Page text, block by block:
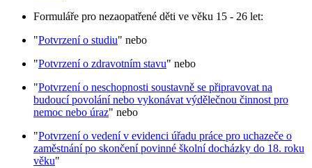
Formuláře pro nezaopatřené děti ve věku 15 - 26 let:
"Potvrzení o studiu" nebo
"Potvrzení o zdravotním stavu" nebo
"Potvrzení o neschopnosti soustavně se připravovat na
budoucí povolání nebo vykonávat výdělečnou činnost pro
nemoc nebo úraz" nebo
"Potvrzení o vedení v evidenci úřadu práce pro uchazeče o
zaměstnání po skončení povinné školní docházky do 18. roku
věku"